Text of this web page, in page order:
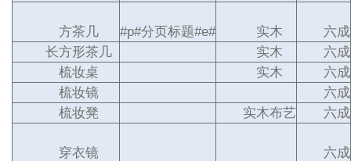
方茶几 #p#分页标题#e# 实木
六成
长方形茶几
实木
六成
梳妆桌
实木
六成
梳妆镜
六成
梳妆凳
实木布艺 六成
穿衣镜 六成